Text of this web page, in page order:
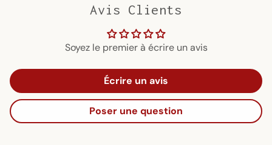
Avis Clients
Soyez le premier à écrire un avis
Écrire un avis
Poser une question